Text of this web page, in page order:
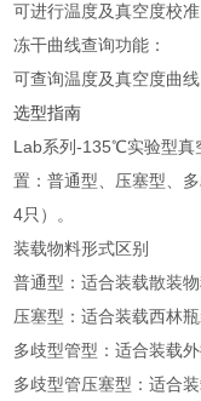
可进行温度及真空度校
冻干曲线查询功能：
可查询温度及真空度曲
选型指南
Lab系列-135℃实验型真
置：普通型、压塞型、
4只）。
装载物料形式区别
普通型：适合装载散装物
压塞型：适合装载西林瓶
多歧型管型：适合装载外
多歧型管压塞型：适合